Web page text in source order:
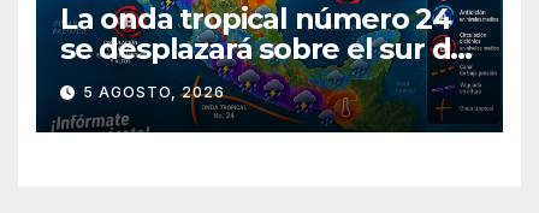
La onda tropical número 24
se desplazará sobre el sur del
territorio nacional
5 AGOSTO, 2026